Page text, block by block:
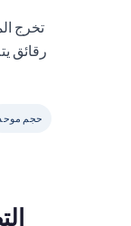
تخرج
رقائق
حجم موحد